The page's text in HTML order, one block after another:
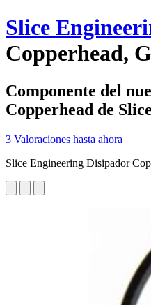
Slice
Copperhead,
Componente del
Copperhead de
3 Valoraciones hasta ahora
Slice Engineering Disipador